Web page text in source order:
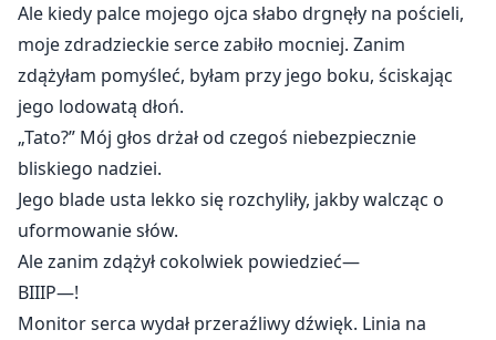
Ale kiedy palce mojego ojca słabo drgnęły na pościeli,
moje zdradzieckie serce zabiło mocniej. Zanim
zdążyłam pomyśleć, byłam przy jego boku, ściskając
jego lodowatą dłoń.
„Tato?” Mój głos drżał od czegoś niebezpiecznie
bliskiego nadziei.
Jego blade usta lekko się rozchyliły, jakby walcząc o
uformowanie słów.
Ale zanim zdążył cokolwiek powiedzieć—
BIIIP—!
Monitor serca wydał przeraźliwy dźwięk. Linia na